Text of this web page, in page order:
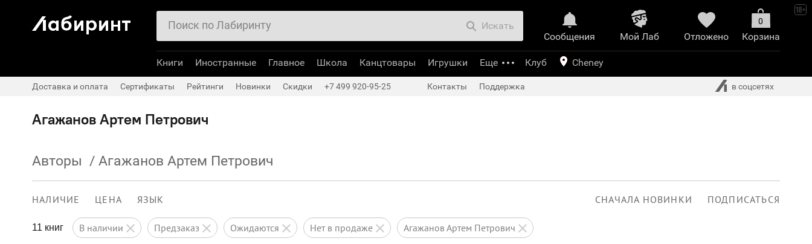
Агажанов Артем Петрович
Авторы / Агажанов Артем Петрович
НАЛИЧИЕ ЦЕНА ЯЗЫК СНАЧАЛА НОВИНКИ ПОДПИСАТЬСЯ
11 книг в наличии предзаказ ожидаются нет в продаже Агажанов Артем Петрович
Сообщения
Mой Лаб​
иринт
Отложено
0
Корзина
Искать
Книги Иностранные Главное Школа Канцтовары Игрушки Еще Клуб Cheney
Доставка и оплата Сертификаты Рейтинги Новинки Скидки +7 499 920-95-25 Контакты Поддержка в соцсетях